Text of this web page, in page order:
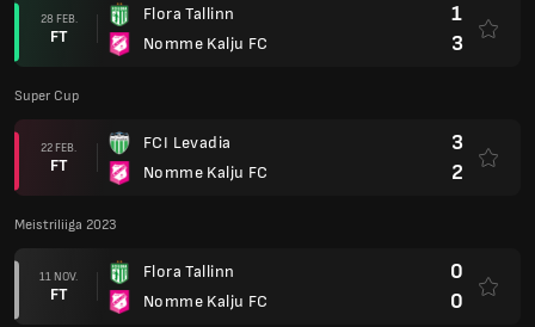
28 FEB.
FT
Flora Tallinn
Nomme Kalju FC
1
3
Super Cup
22 FEB.
FT
FCI Levadia
Nomme Kalju FC
3
2
Meistriliiga 2023
11 NOV.
FT
Flora Tallinn
Nomme Kalju FC
0
0